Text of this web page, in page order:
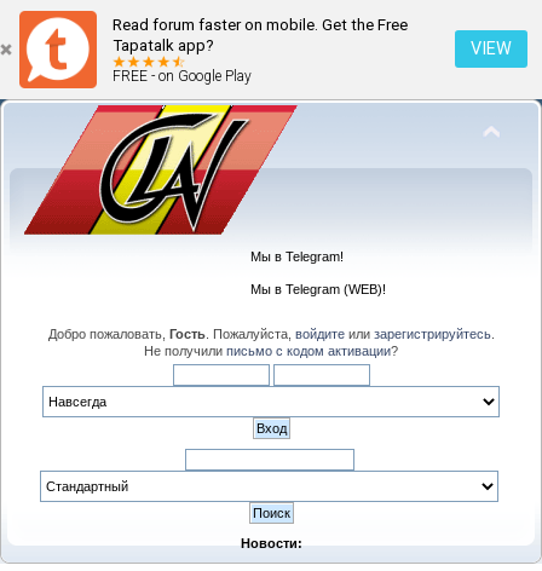
Read forum faster on mobile. Get the Free
Tapatalk app?
FREE - on Google Play
VIEW
Мы в Telegram!
Мы в Telegram (WEB)!
Добро пожаловать, Гость. Пожалуйста, войдитеили зарегистрируйтесь.
Не получили письмо с кодом активации?
Новости: